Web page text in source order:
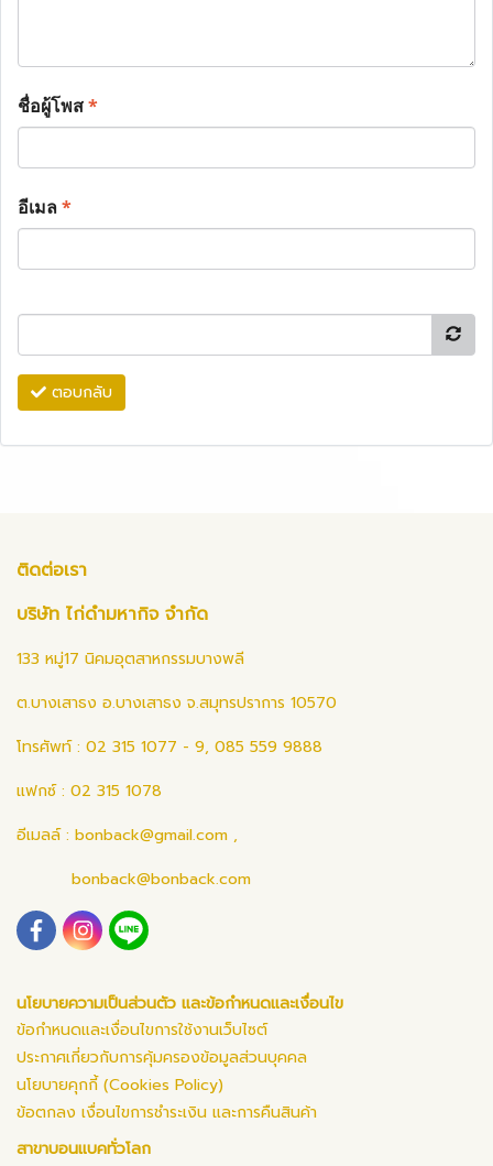
ชื่อผู้โพส*
อีเมล*
ตอบกลับ
ติดต่อเรา
บริษัท ไก่ดำมหากิจ จำกัด
133 หมู่17 นิคมอุตสาหกรรมบางพลี
ต.บางเสาธง อ.บางเสาธง จ.สมุทรปราการ 10570
โทรศัพท์ : 02 315 1077 - 9, 085 559 9888
แฟกซ์ : 02 315 1078
อีเมลล์ : bonback@gmail.com ,
bonback@bonback.com
นโยบายความเป็นส่วนตัว และข้อกำหนดและเงื่อนไข
ข้อกำหนดและเงื่อนไขการใช้งานเว็บไซต์
ประกาศเกี่ยวกับการคุ้มครองข้อมูลส่วนบุคคล
นโยบายคุกกี้ (Cookies Policy)
ข้อตกลง เงื่อนไขการชำระเงิน และการคืนสินค้า
สาขาบอนแบคทั่วโลก